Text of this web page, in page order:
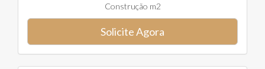
Construção m2
Solicite Agora